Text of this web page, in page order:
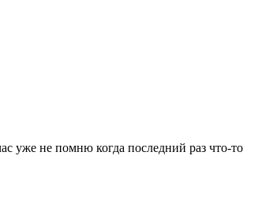
уже не помню когда последний раз что-то